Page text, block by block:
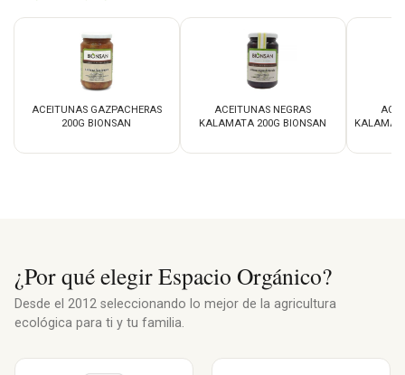
ACEITUNAS GAZPACHERAS
200G BIONSAN
ACEITUNAS NEGRAS
KALAMATA 200G BIONSAN
¿Por qué elegir Espacio Orgánico?
Desde el 2012 seleccionando lo mejor de la agricultura
ecológica para ti y tu familia.